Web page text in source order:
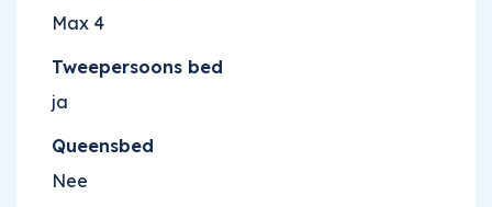
Max 4
Tweepersoons bed
ja
Queensbed
Nee